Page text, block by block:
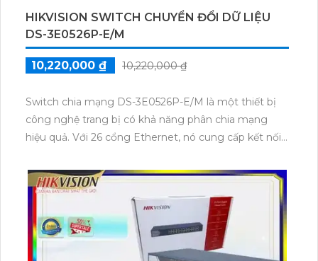
HIKVISION SWITCH CHUYỂN ĐỔI DỮ LIỆU
DS-3E0526P-E/M
10,220,000 ₫ 10,220,000 ₫
Switch chia mạng DS-3E0526P-E/M là một thiết bị
công nghệ trang bị có khả năng phân chia mạng
hiệu quả. Với 26 cổng Ethernet, nó cung cấp kết nối
được tích hợp tính năng PoE, cho phép cấp nguồn
điện cho các thiết bị mạng như camera IP hoặc điểm
truy cập không dây. Thiết bị này có hiệu suất cao và
dễ sử dụng, là sự lựa chọn tốt cho các mạng lớn và
hệ thống giám sát an ninh.